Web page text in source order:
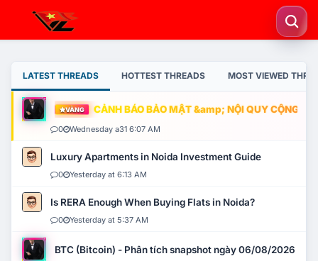
LATEST THREADS HOTTEST THREADS MOST VIEWED
VÀNG CẢNH BÁO BẢO MẬT &amp; NỘI QUY CỘNG
0 Wednesday a31 6:07 AM
Luxury Apartments in Noida Investment Guide
0 Yesterday at 6:13 AM
Is RERA Enough When Buying Flats in Noida?
0 Yesterday at 5:37 AM
BTC (Bitcoin) - Phân tích snapshot ngày 06/08/2026